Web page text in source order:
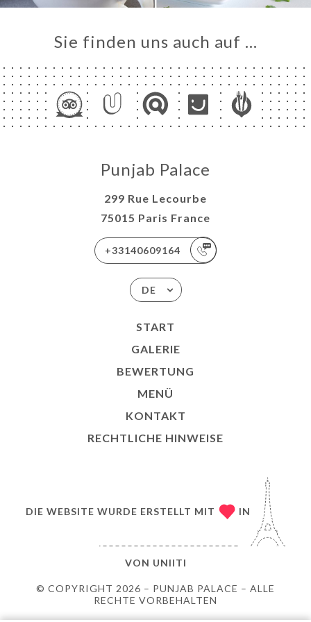
Sie finden uns auch auf …
Punjab Palace
299 Rue Lecourbe
75015 Paris France
+33140609164
DE
START
GALERIE
BEWERTUNG
MENÜ
KONTAKT
RECHTLICHE HINWEISE
© COPYRIGHT 2026 – PUNJAB PALACE – ALLE
RECHTE VORBEHALTEN
DIE WEBSITE WURDE ERSTELLT MIT IN
VON UNIITI